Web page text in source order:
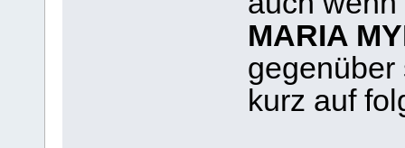
MARIA
gegenüber
kurz auf